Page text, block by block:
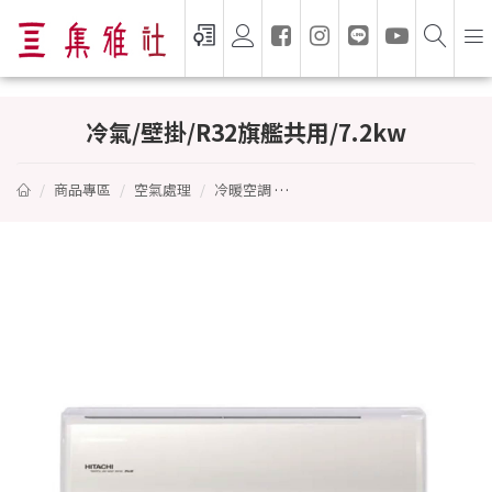
冷氣/壁掛/R32旗艦共用/7.2kw - HITACHI
冷氣/壁掛/R32旗艦共用/7.2kw
商品專區 空氣處理 冷暖空調